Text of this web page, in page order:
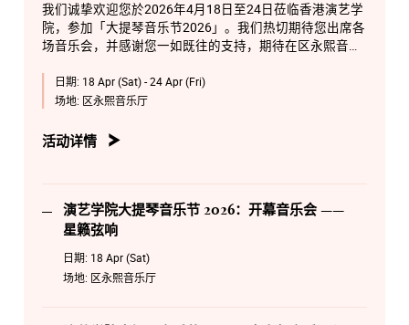
我们诚挚欢迎您於2026年4月18日至24日莅临香港演艺学
院，参加「大提琴音乐节2026」。我们热切期待您出席各
场音乐会，并感谢您一如既往的支持，期待在区永熙音乐
4月18日 星期六 19:30
4月20日 星期一 19:30
友邻音乐会 —— 天津茱莉亚学院大提琴
4月21日 星期二 19:30
弦续音乐会
日期: 18 Apr (Sat) - 24 Apr (Fri)
场地: 区永熙音乐厅
活动详情
演艺学院大提琴音乐节 2026：开幕音乐会 ——
星籁弦响
日期: 18 Apr (Sat)
场地: 区永熙音乐厅